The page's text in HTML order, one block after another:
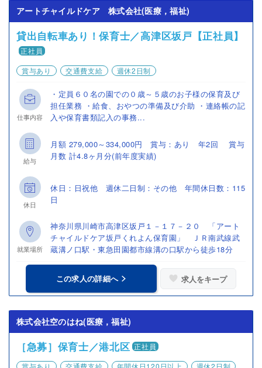
アートチャイルドケア 株式会社(医療，福祉)
貸出自転車あり！保育士／高津区坂戸【正社員】
正社員
賞与あり
交通費支給 週休2日制
仕事内容
・定員６０名の園での０歳～５歳のお子様の保育及び
担任業務 ・給食、おやつの準備及び介助 ・連絡帳の記
入や保育書類記入の事務...
給与
月額 279,000～334,000円 賞与：あり 年2回 賞与
月数 計4.8ヶ月分(前年度実績)
休日
休日：日祝他 週休二日制：その他 年間休日数：115
日
就業場所
神奈川県川崎市高津区坂戸１－１７－２０ 「アート
チャイルドケア坂戸くれよん保育園」 ＪＲ南武線武
蔵溝ノ口駅・東急田園都市線溝の口駅から徒歩18分
この求人の詳細へ 求人をキープ
株式会社空のはね(医療，福祉)
［急募］保育士／港北区 正社員
賞与あり
交通費支給 年間休日120日以上 週休2日制